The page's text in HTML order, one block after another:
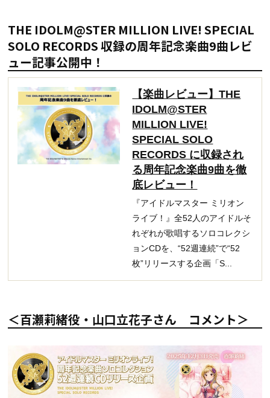
THE IDOLM@STER MILLION LIVE! SPECIAL
SOLO RECORDS 収録の周年記念楽曲9曲レビ
ュー記事公開中！
【楽曲レビュー】THE
IDOLM@STER
MILLION LIVE!
SPECIAL SOLO
RECORDS に収録され
る周年記念楽曲9曲を徹
底レビュー！
『アイドルマスター ミリオン
ライブ！』全52人のアイドルそ
れぞれが歌唱するソロコレクシ
ョンCDを、“52週連続”で“52
枚”リリースする企画「S...
＜百瀬莉緒役・山口立花子さん コメント＞